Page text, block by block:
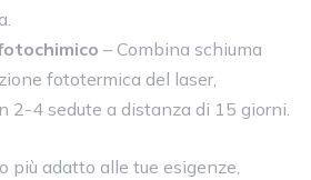
– Combina schiuma
fototermica del laser,
2-4 sedute a distanza di 15 giorni.
più adatto alle tue esigenze,